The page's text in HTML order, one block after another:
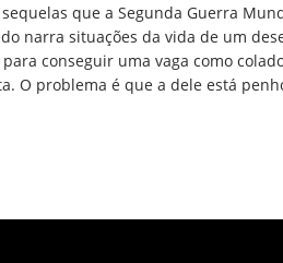
que a Segunda Guerra
narra situações da vida de um
conseguir uma vaga como
O problema é que a dele está